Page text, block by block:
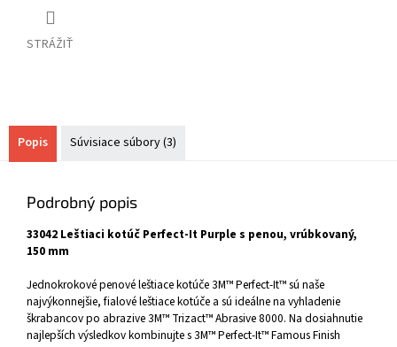
STRÁŽIŤ
Popis Súvisiace súbory (3)
Podrobný popis
33042 Leštiaci kotúč Perfect-It Purple s penou, vrúbkovaný,
150 mm
Jednokrokové penové leštiace kotúče 3M™ Perfect-It™ sú naše
najvýkonnejšie, fialové leštiace kotúče a sú ideálne na vyhladenie
škrabancov po abrazive 3M™ Trizact™ Abrasive 8000. Na dosiahnutie
najlepších výsledkov kombinujte s 3M™ Perfect-It™ Famous Finish